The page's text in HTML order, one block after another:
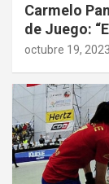
Carmelo
de Juego:
octubre 19, 2023